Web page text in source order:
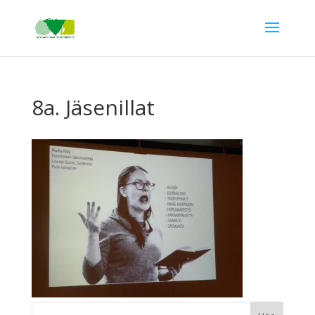
8a. Jäsenillat